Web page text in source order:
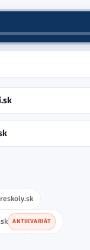
ANTIKVARIÁT